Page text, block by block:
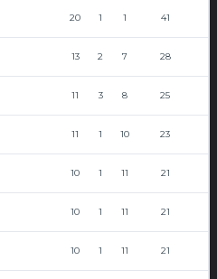
20 1 1 41
13 2 7 28
11 3 8 25
11 1 10 23
10 1 11 21
10 1 11 21
10 1 11 21